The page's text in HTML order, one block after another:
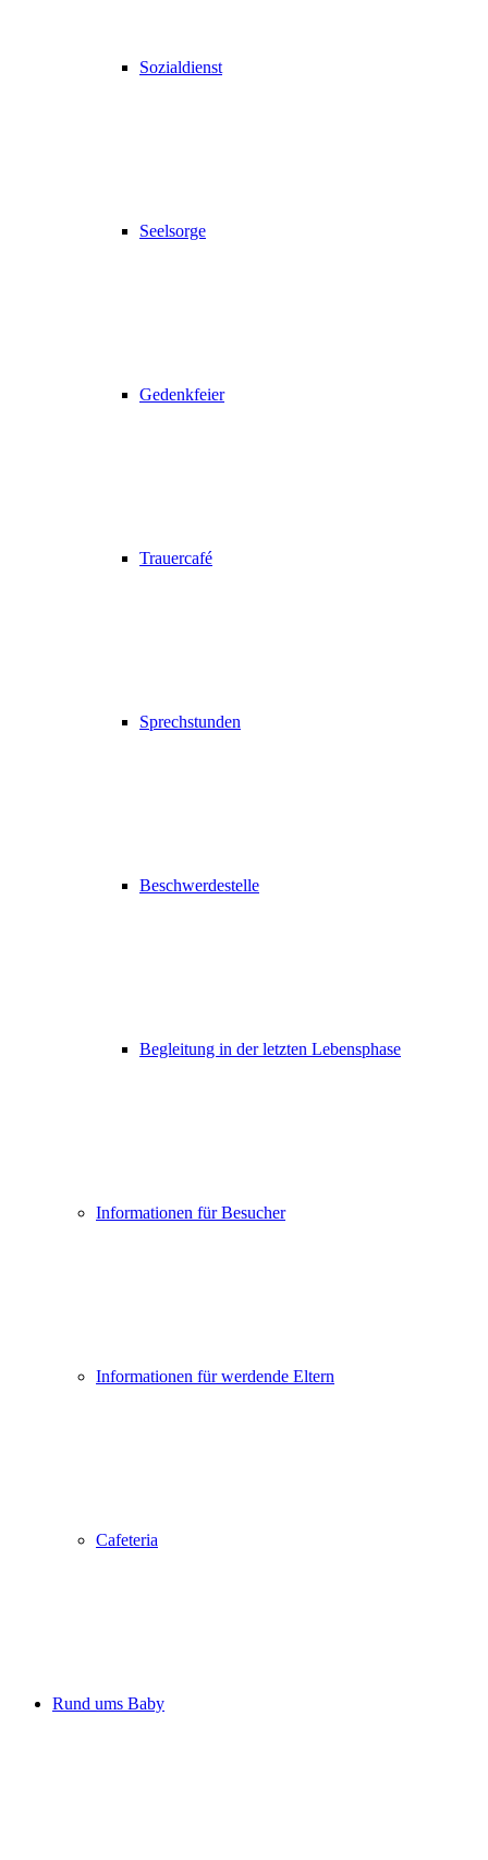
Sozialdienst
Seelsorge
Gedenkfeier
Trauercafé
Sprechstunden
Beschwerdestelle
Begleitung in der letzten Lebensphase
Informationen für Besucher
Informationen für werdende Eltern
Cafeteria
Rund ums Baby